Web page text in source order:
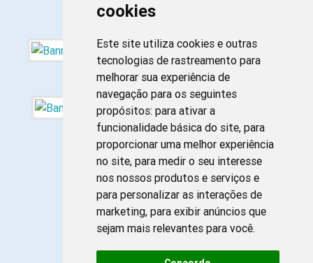
cookies
Este site utiliza cookies e outras
tecnologias de rastreamento para
melhorar sua experiência de
navegação para os seguintes
propósitos: para ativar a
funcionalidade básica do site, para
proporcionar uma melhor experiência
no site, para medir o seu interesse
nos nossos produtos e serviços e
para personalizar as interações de
marketing, para exibir anúncios que
sejam mais relevantes para você.